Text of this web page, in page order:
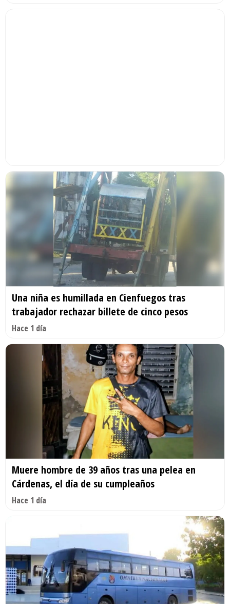
Una niña es humillada en Cienfuegos tras
trabajador rechazar billete de cinco pesos
Hace 1 día
Muere hombre de 39 años tras una pelea en
Cárdenas, el día de su cumpleaños
Hace 1 día